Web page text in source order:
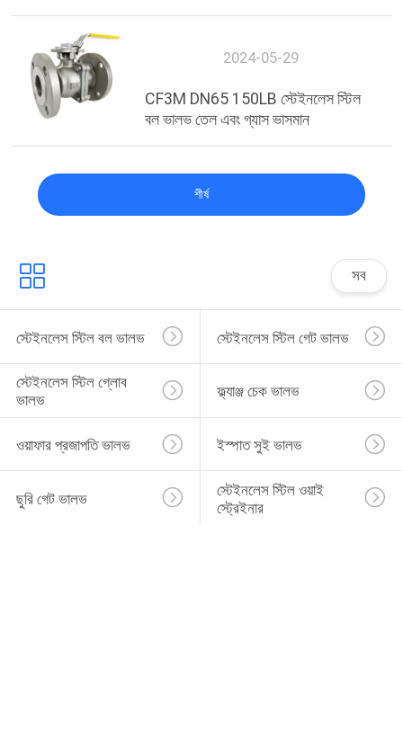
2024-05-29
CF3M DN65 150LB স্টেইনলেস স্টিল
বল ভালভ তেল এবং গ্যাস ভাসমান
শীর্ষ
সব
স্টেইনলেস স্টিল বল ভালভ স্টেইনলেস স্টিল গেট ভালভ
স্টেইনলেস স্টিল গ্লোব
ভালভ
ফ্ল্যাঞ্জ চেক ভালভ
ওয়াফার প্রজাপতি ভালভ ইস্পাত সুই ভালভ
ছুরি গেট ভালভ
স্টেইনলেস স্টিল ওয়াই
স্ট্রেইনার